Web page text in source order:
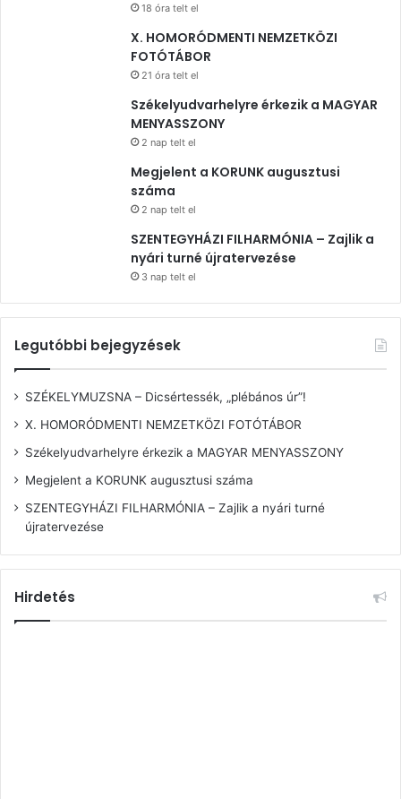
18 óra telt el
X. HOMORÓDMENTI NEMZETKÖZI
FOTÓTÁBOR
21 óra telt el
Székelyudvarhelyre érkezik a MAGYAR
MENYASSZONY
2 nap telt el
Megjelent a KORUNK augusztusi
száma
2 nap telt el
SZENTEGYHÁZI FILHARMÓNIA – Zajlik a
nyári turné újratervezése
3 nap telt el
Legutóbbi bejegyzések
SZÉKELYMUZSNA – Dicsértessék, „plébános úr”!
X. HOMORÓDMENTI NEMZETKÖZI FOTÓTÁBOR
Székelyudvarhelyre érkezik a MAGYAR MENYASSZONY
Megjelent a KORUNK augusztusi száma
SZENTEGYHÁZI FILHARMÓNIA – Zajlik a nyári turné
újratervezése
Hirdetés